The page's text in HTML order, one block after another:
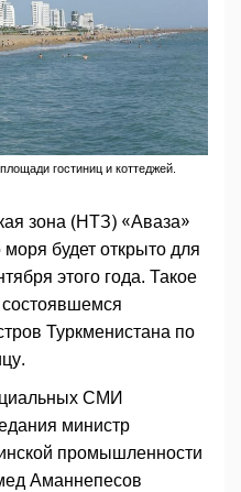
гостиниц и коттеджей.
зона (НТЗ) «Аваза»
будет открыто для
этого года. Такое
Туркменистана по
СМИ
министр
промышленности
Аманнепесов